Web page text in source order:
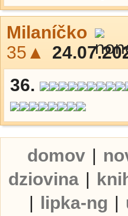
Milaníčko
35▲
36.
domov |
dziovina |
| lipka-ng |